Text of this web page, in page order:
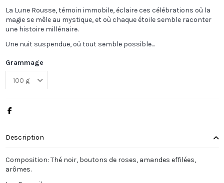
La Lune Rousse, témoin immobile, éclaire ces célébrations où la
magie se mêle au mystique, et où chaque étoile semble raconter
une histoire millénaire.
Une nuit suspendue, où tout semble possible...
Grammage
Description
Composition: Thé noir, boutons de roses, amandes effilées,
arômes.